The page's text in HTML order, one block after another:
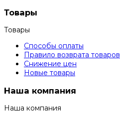
Товары
Товары
Способы оплаты
Правило возврата товаров
Снижение цен
Новые товары
Наша компания
Наша компания